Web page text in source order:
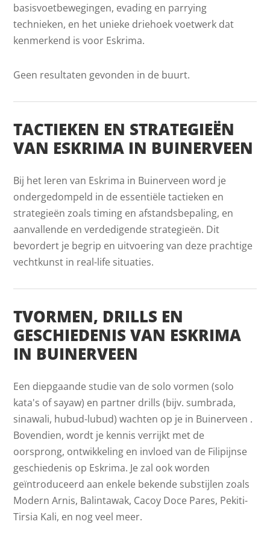
basisvoetbewegingen, evading en parrying
technieken, en het unieke driehoek voetwerk dat
kenmerkend is voor Eskrima.
Geen resultaten gevonden in de buurt.
TACTIEKEN EN STRATEGIEËN
VAN ESKRIMA IN BUINERVEEN
Bij het leren van Eskrima in Buinerveen word je
ondergedompeld in de essentiële tactieken en
strategieën zoals timing en afstandsbepaling, en
aanvallende en verdedigende strategieën. Dit
bevordert je begrip en uitvoering van deze prachtige
vechtkunst in real-life situaties.
TVORMEN, DRILLS EN
GESCHIEDENIS VAN ESKRIMA
IN BUINERVEEN
Een diepgaande studie van de solo vormen (solo
kata's of sayaw) en partner drills (bijv. sumbrada,
sinawali, hubud-lubud) wachten op je in Buinerveen .
Bovendien, wordt je kennis verrijkt met de
oorsprong, ontwikkeling en invloed van de Filipijnse
geschiedenis op Eskrima. Je zal ook worden
geïntroduceerd aan enkele bekende substijlen zoals
Modern Arnis, Balintawak, Cacoy Doce Pares, Pekiti-
Tirsia Kali, en nog veel meer.